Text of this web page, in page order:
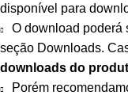
disponível para
O download poderá
seção Downloads.
downloads do
Porém